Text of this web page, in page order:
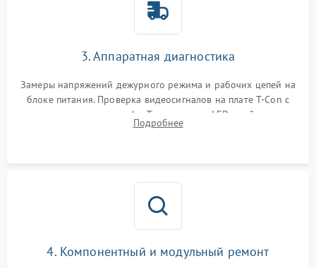
3. Аппаратная диагностика
Замеры напряжений дежурного режима и рабочих цепей на
блоке питания. Проверка видеосигналов на плате T-Con с
помощью осциллографа. Тестирование LED-драйвера и
светодиодных планок подсветки мультиметром.
Подробнее
4. Компонентный и модульный ремонт